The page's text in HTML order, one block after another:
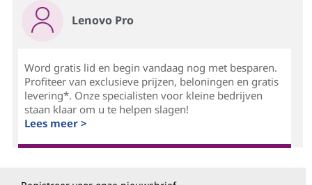
Lenovo Pro
Word gratis lid en begin vandaag nog met besparen.
Profiteer van exclusieve prijzen, beloningen en gratis
levering*. Onze specialisten voor kleine bedrijven
staan klaar om u te helpen slagen!
Lees meer >